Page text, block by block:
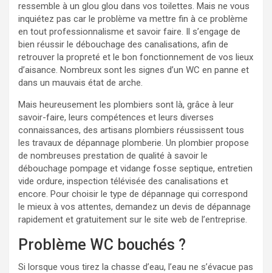
ressemble à un glou glou dans vos toilettes. Mais ne vous
inquiétez pas car le problème va mettre fin à ce problème
en tout professionnalisme et savoir faire. Il s’engage de
bien réussir le débouchage des canalisations, afin de
retrouver la propreté et le bon fonctionnement de vos lieux
d’aisance. Nombreux sont les signes d’un WC en panne et
dans un mauvais état de arche.
Mais heureusement les plombiers sont là, grâce à leur
savoir-faire, leurs compétences et leurs diverses
connaissances, des artisans plombiers réussissent tous
les travaux de dépannage plomberie. Un plombier propose
de nombreuses prestation de qualité à savoir le
débouchage pompage et vidange fosse septique, entretien
vide ordure, inspection télévisée des canalisations et
encore. Pour choisir le type de dépannage qui correspond
le mieux à vos attentes, demandez un devis de dépannage
rapidement et gratuitement sur le site web de l’entreprise.
Problème WC bouchés ?
Si lorsque vous tirez la chasse d’eau, l’eau ne s’évacue pas